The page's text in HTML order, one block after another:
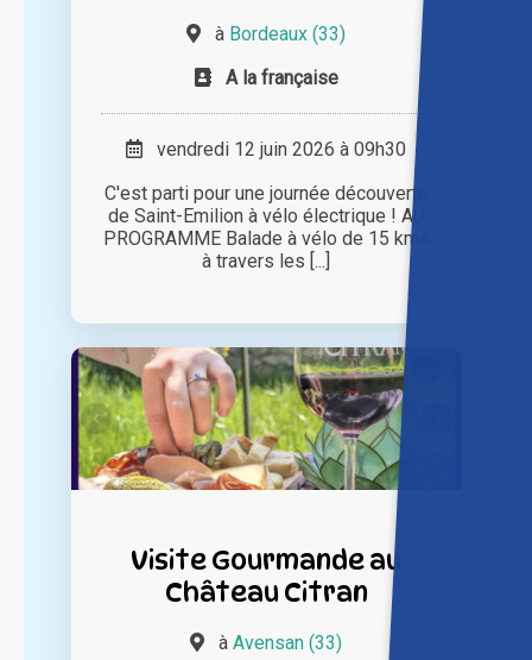
à Bordeaux (33)
A la française
vendredi 12 juin 2026 à 09h30
C'est parti pour une journée découverte
de Saint-Emilion à vélo électrique ! AU
PROGRAMME Balade à vélo de 15 kms
à travers les [...]
Visite Gourmande au
Château Citran
à Avensan (33)